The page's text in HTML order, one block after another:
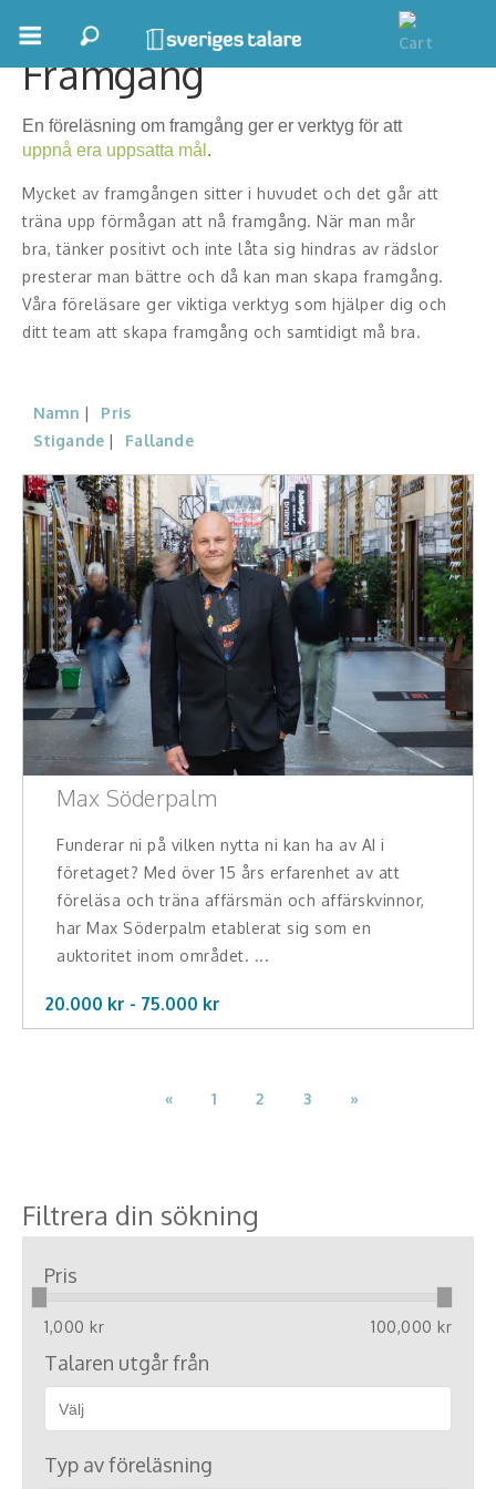
Boka ett möte
Samhällsnytta
Inspiration
Inspirerande Föreläsare
Personlig utveckling, målsättning
Life Stories & Trivsel
Moderator, konferencier
Moderator
Konferencier
Workshopledare, facilitator
Radio och TV-profiler
Underhållning och event
Event
Humoristiska föredrag
Ljus och belysning
Komiker
Konst
Middagsunderhållning
Something a Little Different
Affärsnytta
Framtid, trender
Försäljning, marknadsföring, service,
kundfokus
Förändring, organisation,
organisationsutveckling
Framgång
En föreläsning om framgång ger er verktyg för att
uppnå era uppsatta mål .
Mycket av framgången sitter i huvudet och det går att
träna upp förmågan att nå framgång. När man mår
bra, tänker positivt och inte låta sig hindras av rädslor
presterar man bättre och då kan man skapa framgång.
Våra föreläsare ger viktiga verktyg som hjälper dig och
ditt team att skapa framgång och samtidigt må bra.
Namn
Pris
Stigande
Fallande
Max Söderpalm
Funderar ni på vilken nytta ni kan ha av AI i
företaget? Med över 15 års erfarenhet av att
föreläsa och träna affärsmän och affärskvinnor,
har Max Söderpalm etablerat sig som en
auktoritet inom området. ...
20.000 kr - 75.000 kr
« 1 2 3 »
Filtrera din sökning
Pris
1,000 kr 100,000 kr
Talaren utgår från
Typ av föreläsning